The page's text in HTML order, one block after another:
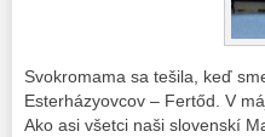
Svokromama sa tešila, keď
Esterházyovcov – Fertőd. V
Ako asi všetci naši slovenskí